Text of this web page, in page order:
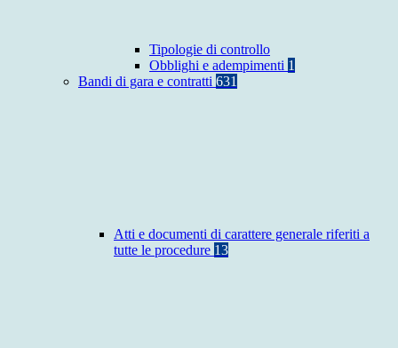
Tipologie di controllo
Obblighi e adempimenti 1
Bandi di gara e contratti 631
Atti e documenti di carattere generale riferiti a
tutte le procedure 13